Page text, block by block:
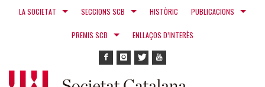
LA SOCIETAT SECCIONS SCB HISTÒRIC PUBLICACIONS
PREMIS SCB ENLLAÇOS D’INTERÈS